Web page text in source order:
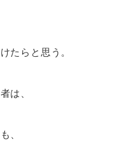
たらと思う。
は、
、